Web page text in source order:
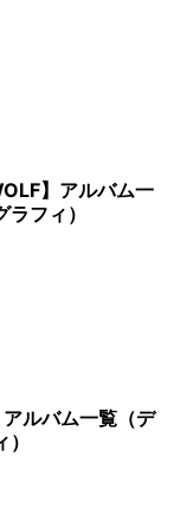
】アルバム一
フィ）
アルバム一覧（デ